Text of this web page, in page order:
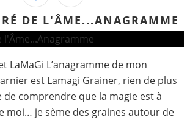
DE L'ÂME...ANAGRAMME
LaMaGi L’anagramme de mon
est Lamagi Grainer, rien de plus
comprendre que la magie est à
moi… je sème des graines autour de